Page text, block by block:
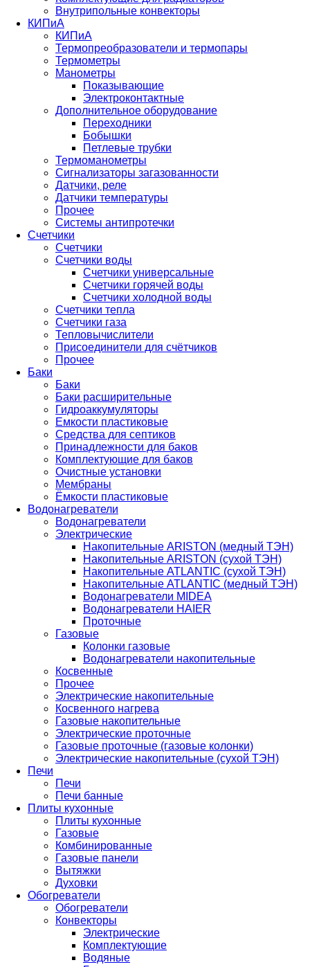
Внутрипольные конвекторы
КИПиА
КИПиА
Термопреобразователи и термопары
Термометры
Манометры
Показывающие
Электроконтактные
Дополнительное оборудование
Переходники
Бобышки
Петлевые трубки
Термоманометры
Сигнализаторы загазованности
Датчики, реле
Датчики температуры
Прочее
Системы антипротечки
Счетчики
Счетчики
Счетчики воды
Счетчики универсальные
Счетчики горячей воды
Счетчики холодной воды
Счетчики тепла
Счетчики газа
Тепловычислители
Присоединители для счётчиков
Прочее
Баки
Баки
Баки расширительные
Гидроаккумуляторы
Емкости пластиковые
Средства для септиков
Принадлежности для баков
Комплектующие для баков
Очистные установки
Мембраны
Ёмкости пластиковые
Водонагреватели
Водонагреватели
Электрические
Накопительные ARISTON (медный ТЭН)
Накопительные ARISTON (сухой ТЭН)
Накопительные ATLANTIC (сухой ТЭН)
Накопительные ATLANTIC (медный ТЭН)
Водонагреватели MIDEA
Водонагреватели HAIER
Проточные
Газовые
Колонки газовые
Водонагреватели накопительные
Косвенные
Прочее
Электрические накопительные
Косвенного нагрева
Газовые накопительные
Электрические проточные
Газовые проточные (газовые колонки)
Электрические накопительные (сухой ТЭН)
Печи
Печи
Печи банные
Плиты кухонные
Плиты кухонные
Газовые
Комбинированные
Газовые панели
Вытяжки
Духовки
Обогреватели
Обогреватели
Конвекторы
Электрические
Комплектующие
Водяные